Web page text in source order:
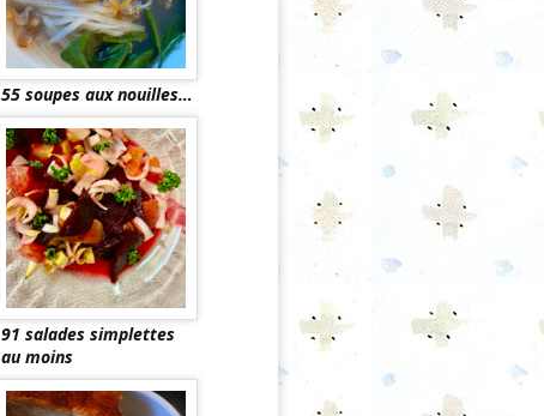
55 soupes aux nouilles…
91 salades simplettes
au moins